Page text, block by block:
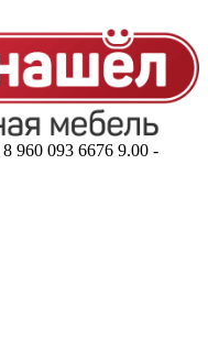
8 960 093 6676 9.00 -